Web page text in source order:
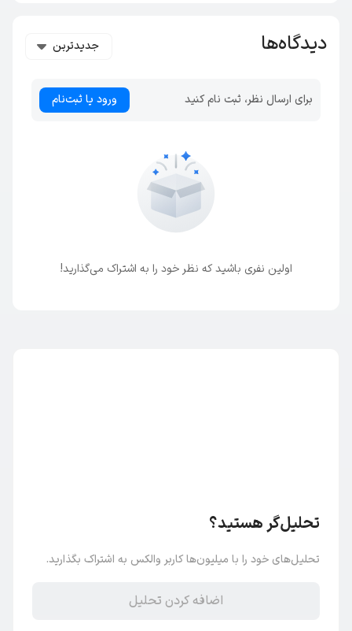
دیدگاه‌ها جدیدترین
برای ارسال نظر، ثبت نام کنید ورود یا ثبت‌نام
اولین نفری باشید که نظر خود را به اشتراک می‌گذارید!
تحلیل‌گر هستید؟
تحلیل‌های خود را با میلیون‌ها کاربر والکس به اشتراک بگذارید.
اضافه کردن تحلیل